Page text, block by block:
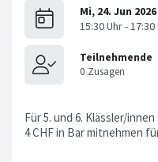
Für 5. und 6. Klässler/innen
4 CHF in Bar mitnehmen